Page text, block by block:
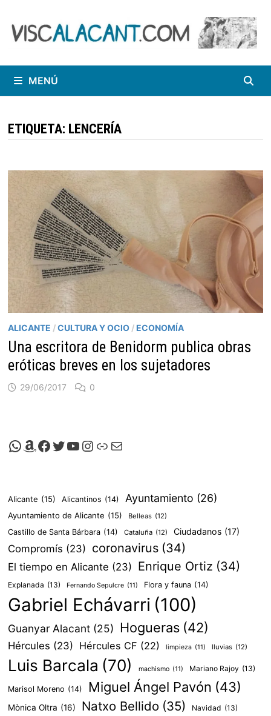
contenido
MENÚ
ETIQUETA: LENCERÍA
ALICANTE /CULTURA Y OCIO / ECONOMÍA
Una escritora de Benidorm publica obras
eróticas breves en los sujetadores
29/06/2017 0
Canal de Whatsapp de Viscalacant
Comprar en Amazon
Facebook de Viscalacant
Twitter de Viscalacant
Canal de Youtube de Viscalacant
Instagram de Viscalacant
Viscalacant en Polkaverse
Correo electrónico
Alicante (15) Alicantinos (14) Ayuntamiento (26)
Ayuntamiento de Alicante (15) Belleas (12)
Castillo de Santa Bárbara (14) Cataluña (12) Ciudadanos (17)
Compromís (23) coronavirus (34)
El tiempo en Alicante (23) Enrique Ortiz (34)
Explanada (13) Fernando Sepulcre (11) Flora y fauna (14)
Gabriel Echávarri (100)
Guanyar Alacant (25) Hogueras (42)
Hércules (23) Hércules CF (22) limpieza (11) lluvias (12)
Luis Barcala (70) machismo (11) Mariano Rajoy (13)
Marisol Moreno (14) Miguel Ángel Pavón (43)
Mònica Oltra (16) Natxo Bellido (35) Navidad (13)